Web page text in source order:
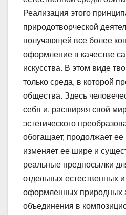
Реализация этого
природотворческой
получающей все более
оформление в качестве
искусства. В этом виде
только среда, в которой
общества. Здесь
себя и, расширяя свой
эстетического
обогащает, продолжает
изменяет ее шире и
реальные предпосылки
отдельных естественных
оформленных природных
объединения в